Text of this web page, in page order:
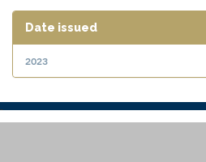
Date issued
2023